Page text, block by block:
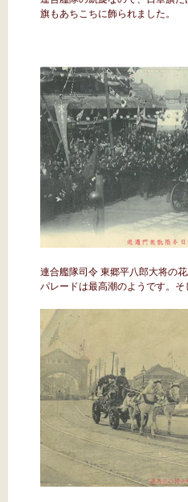
旗もあちこちに飾られました。
連合艦隊司令 東郷平八郎大将の
パレードは最高潮のようです。そ